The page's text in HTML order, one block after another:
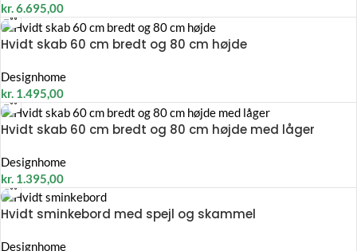
kr.6.695,00
Hvidt skab 60 cm bredt og 80 cm højde
Designhome
kr. 1.495,00
Hvidt skab 60 cm bredt og 80 cm højde med låger
Designhome
kr. 1.395,00
Hvidt sminkebord med spejl og skammel
Designhome